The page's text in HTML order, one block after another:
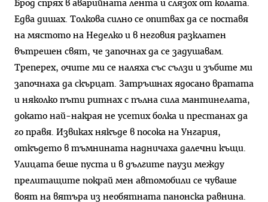
Брод спрях в аварийната лента и слязох от колата.
Едва дишах. Толкова силно се опитвах да се поставя
на мястото на Неделко и в неговия разклатен
вътрешен свят, че започнах да се задушавам.
Треперех, очите ми се наляха със сълзи и зъбите ми
започнаха да скърцат. Затръшнах ядосано вратата
и няколко пъти ритнах с пълна сила мантинелата,
докато най-накрая не усетих болка и престанах да
го правя. Извиках някъде в посока на Унгария,
откъдето в тъмнината надничаха далечни къщи.
Улицата беше пуста и в дългите паузи между
прелитащите покрай мен автомобили се чуваше
воят на вятъра из необятната панонска равнина.